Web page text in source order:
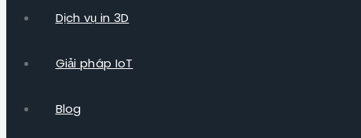
Dịch vụ in 3D
Giải pháp IoT
Blog